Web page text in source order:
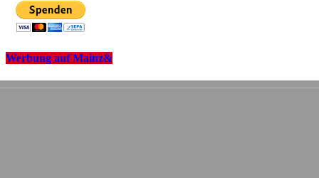
Werbung auf Mainz&